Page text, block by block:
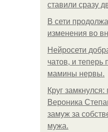
ставили сразу
В сети
изменения во
Нейросети
чатов, и теперь
мамины нервы.
Круг замкнулся:
Вероника
замуж за
мужа.